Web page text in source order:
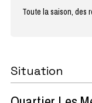
Toute la saison, des
Situation